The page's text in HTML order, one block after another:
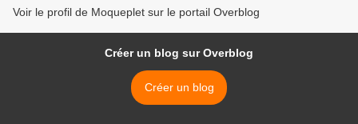
Voir le profil de Moqueplet sur le portail Overblog
Créer un blog sur Overblog
Créer un blog